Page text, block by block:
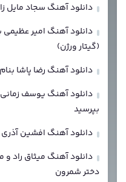
دانلود آهنگ سجاد مایل
دانلود آهنگ امیر عظیمی
(گیتار ورژن)
دانلود آهنگ رضا پاشا
دانلود آهنگ یوسف
بپرسید
دانلود آهنگ افشین آذری
دانلود آهنگ میثاق راد و
دختر شمرون